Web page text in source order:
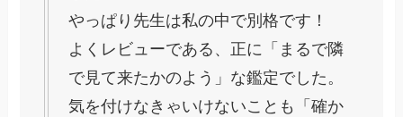
やっぱり先生は私の中で別格です！
よくレビューである、正に「まるで隣
で見て来たかのよう」な鑑定でした。
気を付けなきゃいけないことも「確か